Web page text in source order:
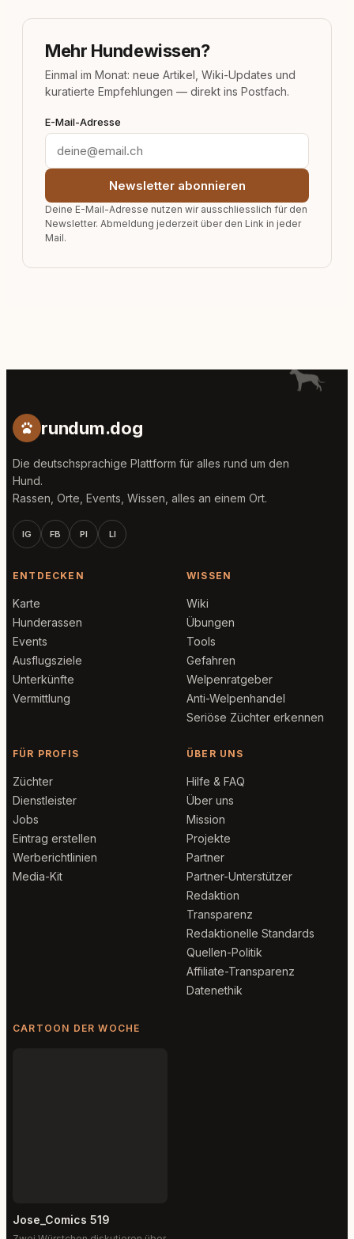
Mehr Hundewissen?
Einmal im Monat: neue Artikel, Wiki-Updates und
kuratierte Empfehlungen — direkt ins Postfach.
E-Mail-Adresse
Newsletter abonnieren
Deine E-Mail-Adresse nutzen wir ausschliesslich für den
Newsletter. Abmeldung jederzeit über den Link in jeder
Mail.
rundum.dog
Die deutschsprachige Plattform für alles rund um den
Hund.
Rassen, Orte, Events, Wissen, alles an einem Ort.
IG FB PI LI
ENTDECKEN
Karte
Hunderassen
Events
Ausflugsziele
Unterkünfte
Vermittlung
WISSEN
Wiki
Übungen
Tools
Gefahren
Welpenratgeber
Anti-Welpenhandel
Seriöse Züchter erkennen
FÜR PROFIS
Züchter
Dienstleister
Jobs
Eintrag erstellen
Werberichtlinien
Media-Kit
ÜBER UNS
Hilfe & FAQ
Über uns
Mission
Projekte
Partner
Partner-Unterstützer
Redaktion
Transparenz
Redaktionelle Standards
Quellen-Politik
Affiliate-Transparenz
Datenethik
CARTOON DER WOCHE
Jose_Comics 519